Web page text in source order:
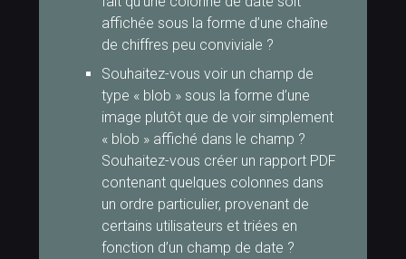
affichée sous la forme d’une chaîne
de chiffres peu conviviale ?
Souhaitez-vous voir un champ de
type « blob » sous la forme d’une
image plutôt que de voir simplement
« blob » affiché dans le champ ?
Souhaitez-vous créer un rapport PDF
contenant quelques colonnes dans
un ordre particulier, provenant de
certains utilisateurs et triées en
fonction d’un champ de date ?